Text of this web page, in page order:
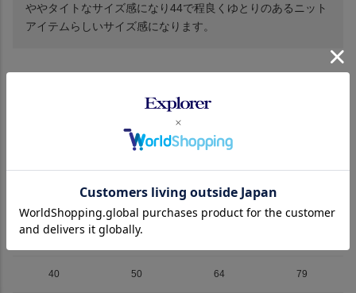
ややタイトなサイズ感になり44で程良くゆとりのあるニット
アイテムらしいサイズ感になります。
詳細
48
40 50 64 79